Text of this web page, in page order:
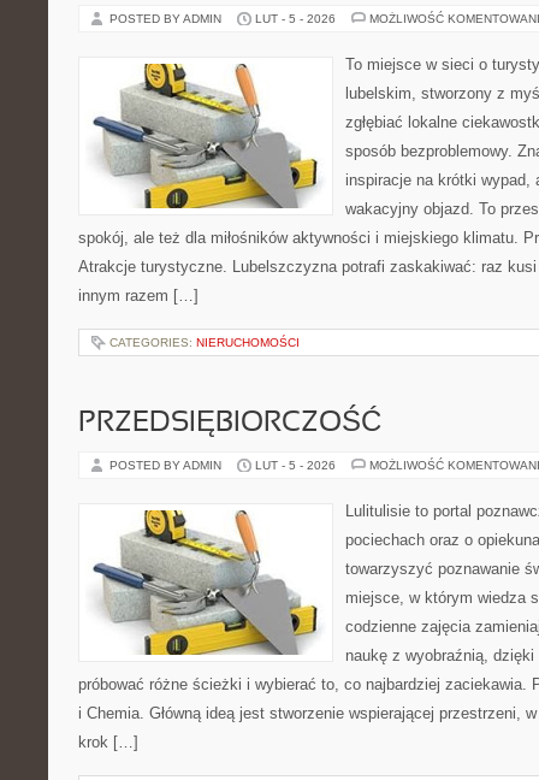
POSTED BY ADMIN LUT - 5 - 2026 MOŻLIWOŚĆ
To miejsce w sieci o
lubelskim, stworzony z
zgłębiać lokalne
sposób bezproblemowy.
inspiracje na krótki wypad,
wakacyjny objazd. To
spokój, ale też dla miłośników aktywności i miejskiego klimatu.
Atrakcje turystyczne. Lubelszczyzna potrafi zaskakiwać: raz
innym razem […]
CATEGORIES: NIERUCHOMOŚCI
PRZEDSIĘBIORCZOŚĆ
POSTED BY ADMIN LUT - 5 - 2026 MOŻLIWOŚĆ
Lulitulisie to portal
pociechach oraz o
towarzyszyć poznawanie
miejsce, w którym wiedza
codzienne zajęcia
naukę z wyobraźnią,
próbować różne ścieżki i wybierać to, co najbardziej zaciekawia.
i Chemia. Główną ideą jest stworzenie wspierającej przestrzeni,
krok […]